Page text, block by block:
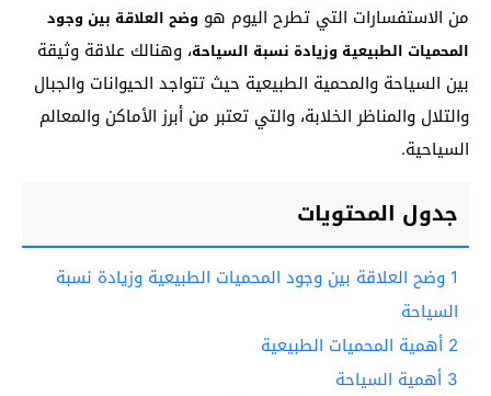
من الاستفسارات التي تطرح اليوم هو وضح العلاقة بين وجود
المحميات الطبيعية وزيادة نسبة السياحة، وهنالك علاقة وثيقة
بين السياحة والمحمية الطبيعية حيث تتواجد الحيوانات والجبال
والتلال والمناظر الخلابة، والتي تعتبر من أبرز الأماكن والمعالم
السياحية.
جدول المحتويات
1 وضح العلاقة بين وجود المحميات الطبيعية وزيادة نسبة
السياحة
2 أهمية المحميات الطبيعية
3 أهمية السياحة